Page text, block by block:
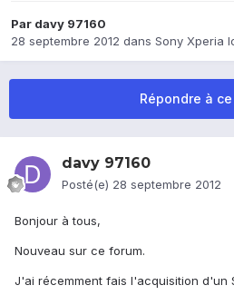
Par davy 97160
28 septembre 2012 dans Sony Xperia
Répondre à
davy 97160
Posté(e) 28 septembre 2012
Bonjour à tous,
Nouveau sur ce forum.
J'ai récemment fais l'acquisition d'un